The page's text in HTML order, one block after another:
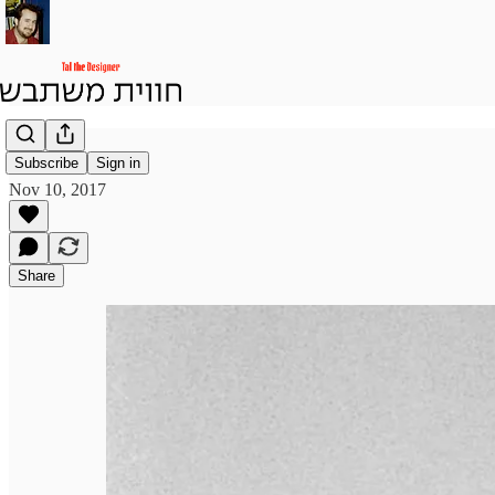
Subscribe Sign in
Nov 10, 2017
Share